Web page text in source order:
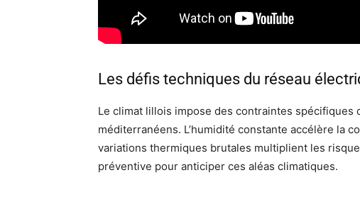
Les défis techniques du réseau
Le climat lillois impose des contraintes spécifiques
méditerranéens. L’humidité constante accélère la
variations thermiques brutales multiplient les
préventive pour anticiper ces aléas climatiques.